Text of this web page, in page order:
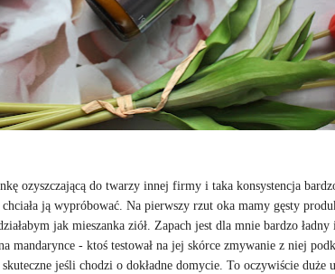
ozyszczającą do twarzy innej firmy i taka konsystencja
chciała ją wypróbować. Na pierwszy rzut oka mamy gęsty
jak mieszanka ziół. Zapach jest dla mnie bardzo
mandarynce - ktoś testował na jej skórce zmywanie z niej
jeśli chodzi o dokładne domycie. To oczywiście duże